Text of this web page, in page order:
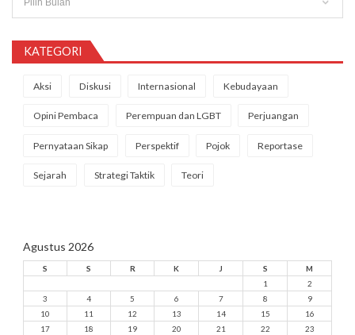
KATEGORI
Aksi Diskusi Internasional Kebudayaan
Opini Pembaca Perempuan dan LGBT Perjuangan
Pernyataan Sikap Perspektif Pojok Reportase
Sejarah Strategi Taktik Teori
Agustus 2026
S S R K J S
M
1
2
3
4 5 6 7 8
9
10
11 12 13 14 15
16
17
18 19 20 21 22
23